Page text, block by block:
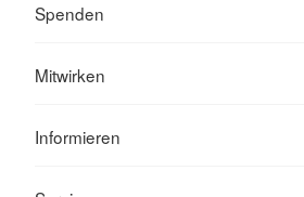
Spenden
Mitwirken
Informieren